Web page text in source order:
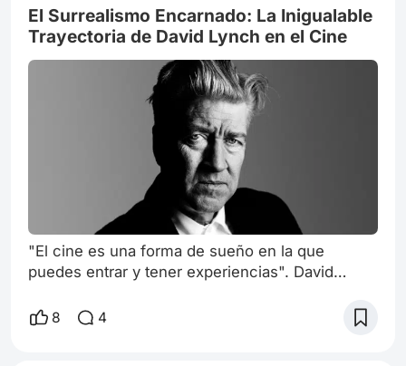
creado por John Krasinski. Si bien
El Surrealismo Encarnado: La Inigualable
Trayectoria de David Lynch en el Cine
"El cine es una forma de sueño en la que
puedes entrar y tener experiencias". David
ha convertido en sinónimo de surrealismo,
8 4